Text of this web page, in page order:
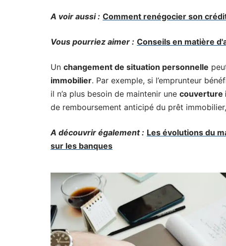
A voir aussi : Comment renégocier son
Vous pourriez aimer : Conseils en matière
Un changement de situation personnelle
immobilier. Par exemple, si l’emprunteur
il n’a plus besoin de maintenir une couverture
de remboursement anticipé du prêt
A découvrir également : Les évolutions du
sur les banques